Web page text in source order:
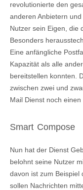
revolutionierte den
anderen Anbietern
Nutzer sein Eigen, die
Besonders
Eine anfängliche
Kapazität als alle
bereitstellen konnten.
zwischen zwei und
Mail Dienst noch einen
Smart Compose
Nun hat der Dienst
belohnt seine Nutzer
davon ist zum Beispiel
sollen Nachrichten